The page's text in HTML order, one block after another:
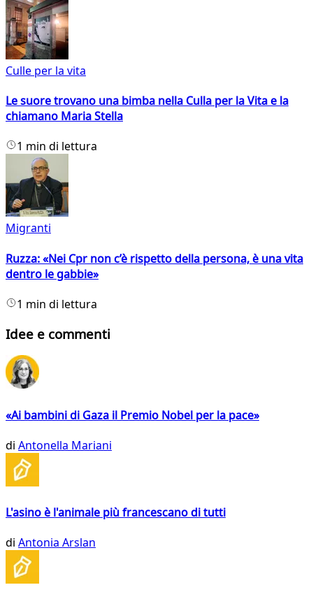
Culle per la vita
Le suore trovano una bimba nella Culla per la Vita e la
chiamano Maria Stella
1 min di lettura
Migranti
Ruzza: «Nei Cpr non c’è rispetto della persona, è una vita
dentro le gabbie»
1 min di lettura
Idee e commenti
«Ai bambini di Gaza il Premio Nobel per la pace»
di Antonella Mariani
L'asino è l'animale più francescano di tutti
di Antonia Arslan